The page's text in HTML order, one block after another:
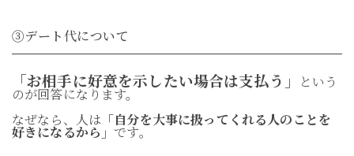
③デート代について
「お相手に好意を示したい場合は支払う」 という
のが回答になります。
なぜなら、人は 「自分を大事に扱ってくれる人のことを
好きになるから」 です。